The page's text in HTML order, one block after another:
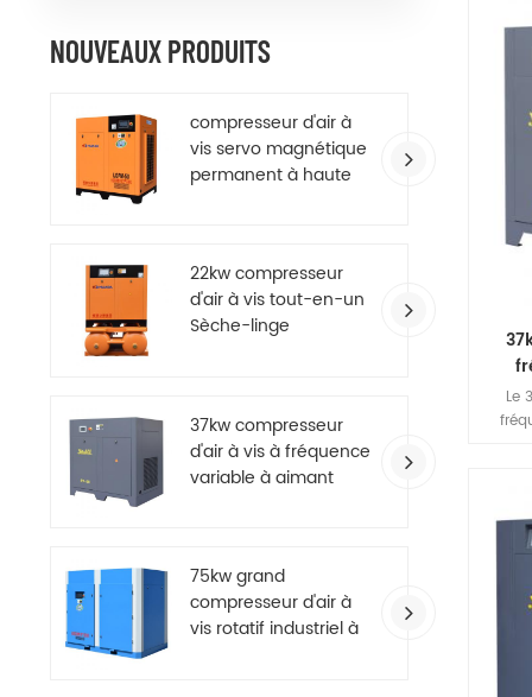
NOUVEAUX PRODUITS
compresseur d'air à
vis servo magnétique
permanent à haute
22kw compresseur
d'air à vis tout-en-un
Sèche-linge
37kw compresseur
d'air à vis à fréquence
variable à aimant
75kw grand
compresseur d'air à
vis rotatif industriel à
taille,
bon
Le